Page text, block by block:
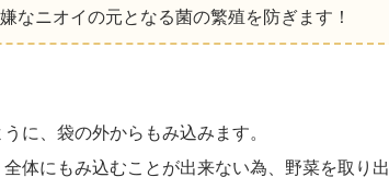
なニオイの元となる菌の繁殖を防ぎます！
に、袋の外からもみ込みます。
体にもみ込むことが出来ない為、野菜を取り出